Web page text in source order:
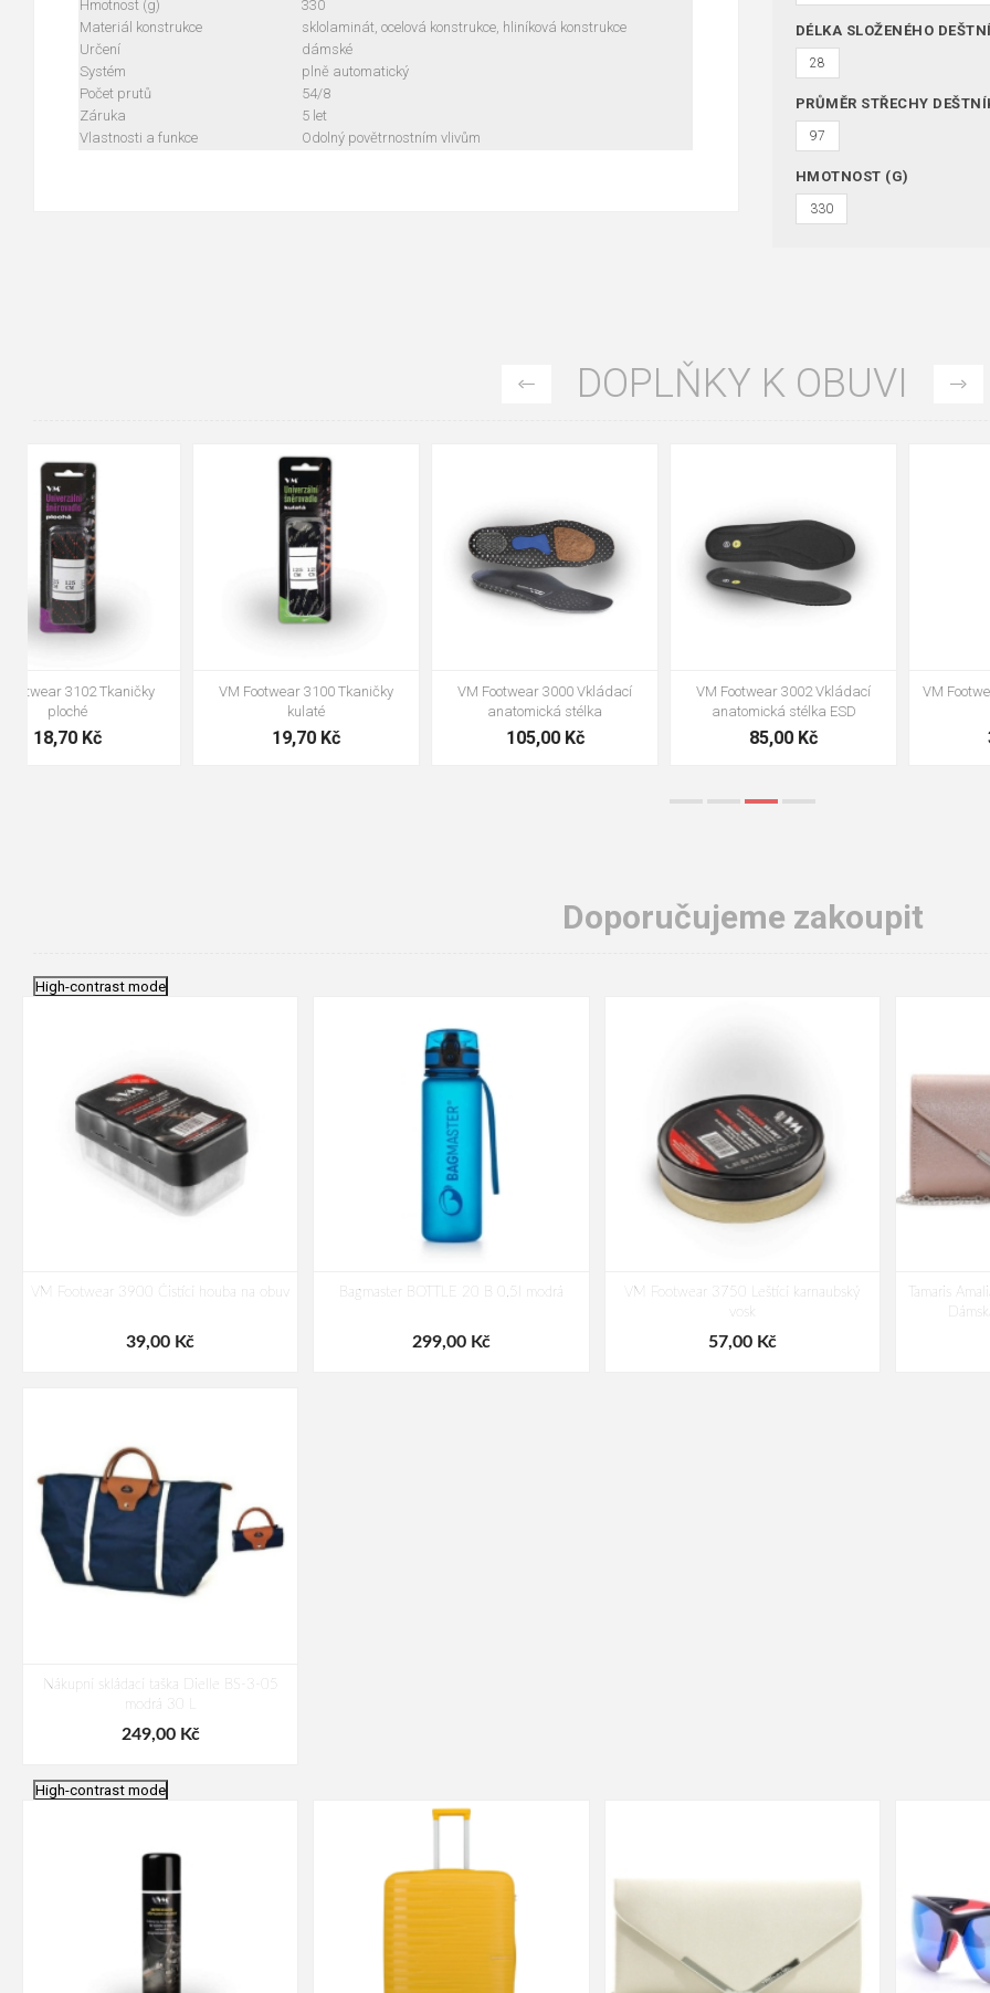
Hmotnost (g)
330
Materiál konstrukce
sklolaminát, ocelová konstrukce, hliníková konstrukce
Určení
dámské
Systém
plně automatický
Počet prutů
54/8
Záruka
5 let
Vlastnosti a funkce
Odolný povětrnostním vlivům
DÉLKA SLOŽENÉHO
28
PRŮMĚR STŘECHY
97
HMOTNOST (G)
330
DOPLŇKY K OBUVI
VM Footwear 3100 Tkaničky
90cm
VM Footwear 3000 Vkládací
35 36
41
42
VM Footwear 3002 Vkládací
anatomická stélka ESD
VM Footwear 3900 Čistící houba
na obuv
Doporučujeme zakoupit
High-contrast mode
VM Footwear 3900 Čistící houba na obuv
39,00 Kč
Bagmaster BOTTLE 20 B 0,5l modrá
299,00 Kč
VM Footwear 3750 Leštící karnaubský
vosk
57,00 Kč
Tamaris
Nákupní skládací taška Dielle BS-3-05
modrá 30 L
249,00 Kč
High-contrast mode